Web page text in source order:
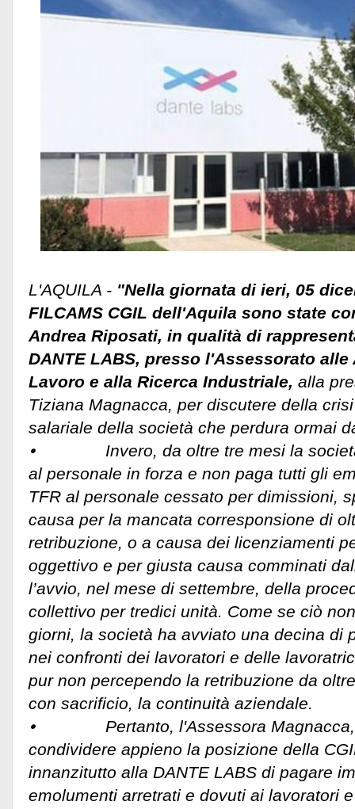
L'AQUILA - "Nella giornata di ieri, 05
FILCAMS CGIL dell'Aquila sono state
Andrea Riposati, in qualità di
DANTE LABS, presso l'Assessorato
Lavoro e alla Ricerca Industriale, alla
Tiziana Magnacca, per discutere della
salariale della società che perdura ormai
⦁ Invero, da oltre tre mesi la società
al personale in forza e non paga tutti gli
TFR al personale cessato per dimissioni,
causa per la mancata corresponsione di
retribuzione, o a causa dei licenziamenti
oggettivo e per giusta causa comminati
l’avvio, nel mese di settembre, della
collettivo per tredici unità. Come se ciò
giorni, la società ha avviato una decina di
nei confronti dei lavoratori e delle
pur non percependo la retribuzione da
con sacrificio, la continuità aziendale.
⦁ Pertanto, l'Assessora Magnacca,
condividere appieno la posizione della
innanzitutto alla DANTE LABS di pagare
emolumenti arretrati e dovuti ai lavoratori